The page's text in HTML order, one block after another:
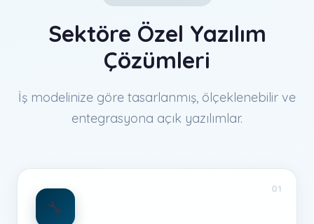
Sektöre Özel Yazılım
Çözümleri
İş modelinize göre tasarlanmış, ölçeklenebilir ve
entegrasyona açık yazılımlar.
01
🔧